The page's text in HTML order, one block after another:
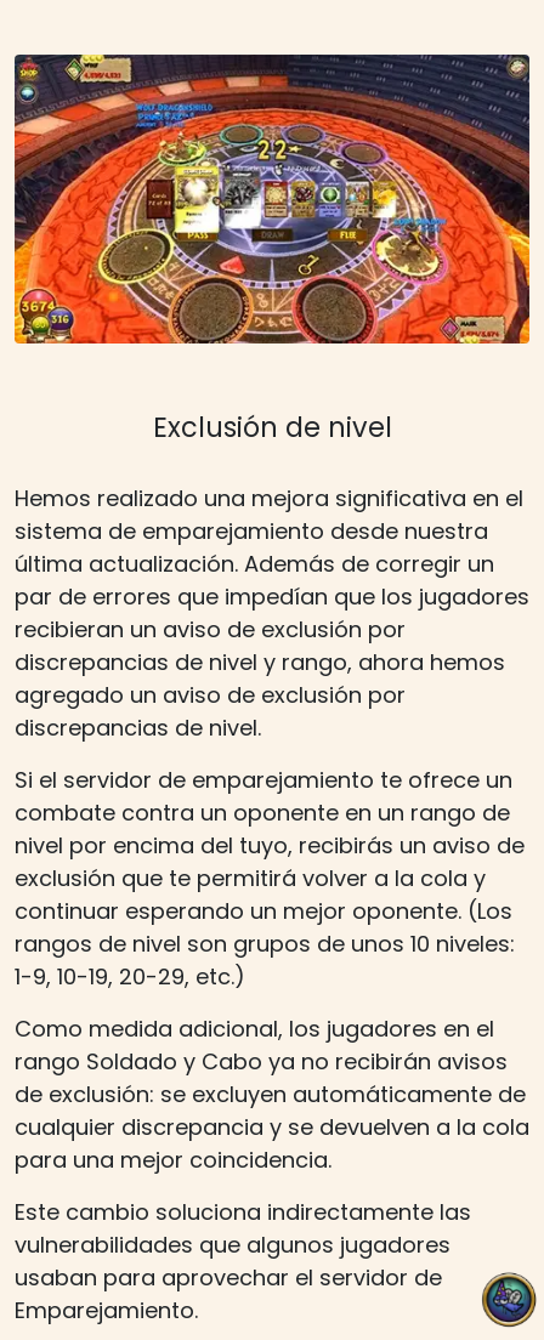
Exclusión de nivel
Hemos realizado una mejora significativa en el
sistema de emparejamiento desde nuestra
última actualización. Además de corregir un
par de errores que impedían que los jugadores
recibieran un aviso de exclusión por
discrepancias de nivel y rango, ahora hemos
agregado un aviso de exclusión por
discrepancias de nivel.
Si el servidor de emparejamiento te ofrece un
combate contra un oponente en un rango de
nivel por encima del tuyo, recibirás un aviso de
exclusión que te permitirá volver a la cola y
continuar esperando un mejor oponente. (Los
rangos de nivel son grupos de unos 10 niveles:
1-9, 10-19, 20-29, etc.)
Como medida adicional, los jugadores en el
rango Soldado y Cabo ya no recibirán avisos
de exclusión: se excluyen automáticamente de
cualquier discrepancia y se devuelven a la cola
para una mejor coincidencia.
Este cambio soluciona indirectamente las
vulnerabilidades que algunos jugadores
usaban para aprovechar el servidor de
Emparejamiento.